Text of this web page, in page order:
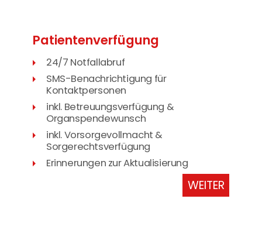
Patienten­verfügung
24/7 Notfallabruf
SMS-Benachrichtigung für
Kontaktpersonen
inkl. Betreuungsverfügung &
Organspendewunsch
inkl. Vorsorgevollmacht &
Sorgerechtsverfügung
Erinnerungen zur Aktualisierung
WEITER